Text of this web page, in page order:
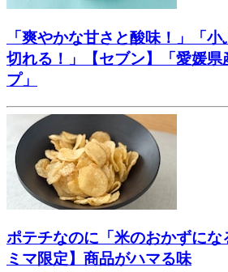
「爽やかな甘さと酸味！」「
切れる！」【セブン】「愛媛県
プ」
ポテチなのに「米のおかずにな
ミマ限定】商品がハマる味